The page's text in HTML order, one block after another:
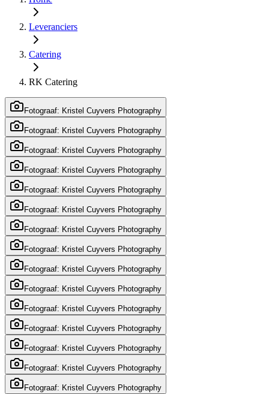
Leveranciers
Catering
RK Catering
Fotograaf: Kristel Cuyvers Photography
Fotograaf: Kristel Cuyvers Photography
Fotograaf: Kristel Cuyvers Photography
Fotograaf: Kristel Cuyvers Photography
Fotograaf: Kristel Cuyvers Photography
Fotograaf: Kristel Cuyvers Photography
Fotograaf: Kristel Cuyvers Photography
Fotograaf: Kristel Cuyvers Photography
Fotograaf: Kristel Cuyvers Photography
Fotograaf: Kristel Cuyvers Photography
Fotograaf: Kristel Cuyvers Photography
Fotograaf: Kristel Cuyvers Photography
Fotograaf: Kristel Cuyvers Photography
Fotograaf: Kristel Cuyvers Photography
Fotograaf: Kristel Cuyvers Photography